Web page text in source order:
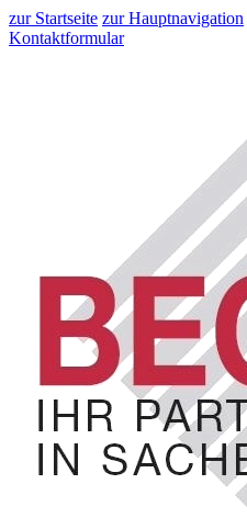
zur Startseite zur Hauptnavigation
Kontaktformular